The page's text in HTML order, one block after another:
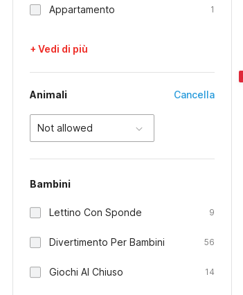
Appartamento 1
+ Vedi di più
Animali Cancella
Not allowed
Bambini
Lettino Con Sponde 9
Divertimento Per Bambini 56
Giochi Al Chiuso 14